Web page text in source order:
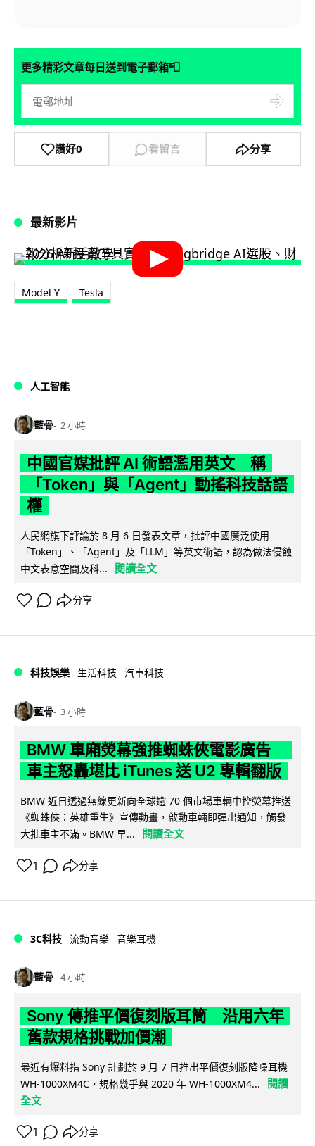
更多精彩文章每日送到電子郵箱📮
讚好0 看留言 分享
最新影片
Model Y Tesla
人工智能
藍骨 2 小時
中國官媒批評 AI 術語濫用英文 稱
「Token」與「Agent」動搖科技話語
權
人民網旗下評論於 8 月 6 日發表文章，批評中國廣泛使用
「Token」、「Agent」及「LLM」等英文術語，認為做法侵蝕
中文表意空間及科...
閱讀全文
分享
科技娛樂 生活科技 汽車科技
藍骨 3 小時
BMW 車廂熒幕強推蜘蛛俠電影廣告
車主怒轟堪比 iTunes 送 U2 專輯翻版
BMW 近日透過無線更新向全球逾 70 個市場車輛中控熒幕推送
《蜘蛛俠：英雄重生》宣傳動畫，啟動車輛即彈出通知，觸發
大批車主不滿。BMW 早...
閱讀全文
1 分享
3C科技 流動音樂 音樂耳機
藍骨 4 小時
Sony 傳推平價復刻版耳筒 沿用六年
舊款規格挑戰加價潮
最近有爆料指 Sony 計劃於 9 月 7 日推出平價復刻版降噪耳機
WH-1000XM4C，規格幾乎與 2020 年 WH-1000XM4...
閱讀
全文
1 分享